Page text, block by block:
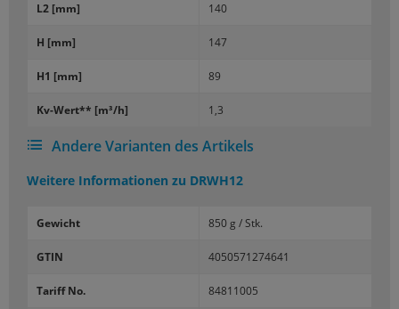
L2 [mm] 140
H [mm] 147
H1 [mm] 89
Kv-​Wert** [m³/h] 1,3
Andere Varianten des Artikels
Weitere Informationen zu DRWH12
Gewicht 850 g / Stk.
GTIN 4050571274641
Tariff No. 84811005